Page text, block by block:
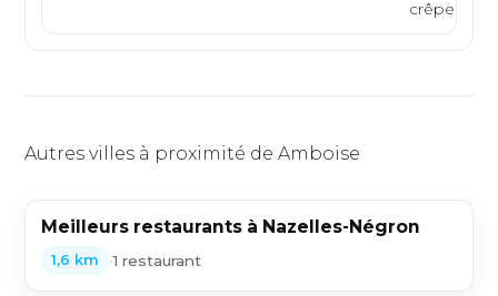
crêperie
Autres villes à proximité de Amboise
Meilleurs restaurants à Nazelles-Négron
1,6 km •1 restaurant